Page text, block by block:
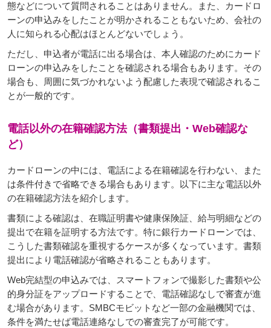
態などについて質問されることはありません。また、カードロ
ーンの申込みをしたことが明かされることもないため、会社の
人に知られる心配はほとんどないでしょう。
ただし、申込者が電話に出る場合は、本人確認のためにカード
ローンの申込みをしたことを確認される場合もあります。その
場合も、周囲に気づかれないよう配慮した表現で確認されるこ
とが一般的です。
電話以外の在籍確認方法（書類提出・Web確認な
ど）
カードローンの中には、電話による在籍確認を行わない、また
は条件付きで省略できる場合もあります。以下に主な電話以外
の在籍確認方法を紹介します。
書類による確認は、在職証明書や健康保険証、給与明細などの
提出で在籍を証明する方法です。特に銀行カードローンでは、
こうした書類確認を重視するケースが多くなっています。書類
提出により電話確認が省略されることもあります。
Web完結型の申込みでは、スマートフォンで撮影した書類や公
的身分証をアップロードすることで、電話確認なしで審査が進
む場合があります。SMBCモビットなど一部の金融機関では、
条件を満たせば電話連絡なしでの審査完了が可能です。